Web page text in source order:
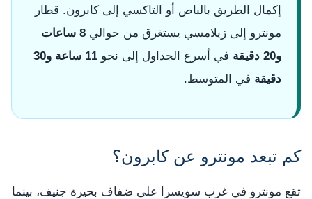
إكمال الطريق بالباص أو التاكسي إلى كابرون. قطار
مونترو إلى زيلامسي يستغرق من حوالي
8 ساعات
و20 دقيقة
في أسرع الجداول إلى نحو
11 ساعة و30
دقيقة في المتوسط.
كم تبعد مونترو عن كابرون؟
تقع مونترو في غرب سويسرا على ضفاف بحيرة جنيف، بينما